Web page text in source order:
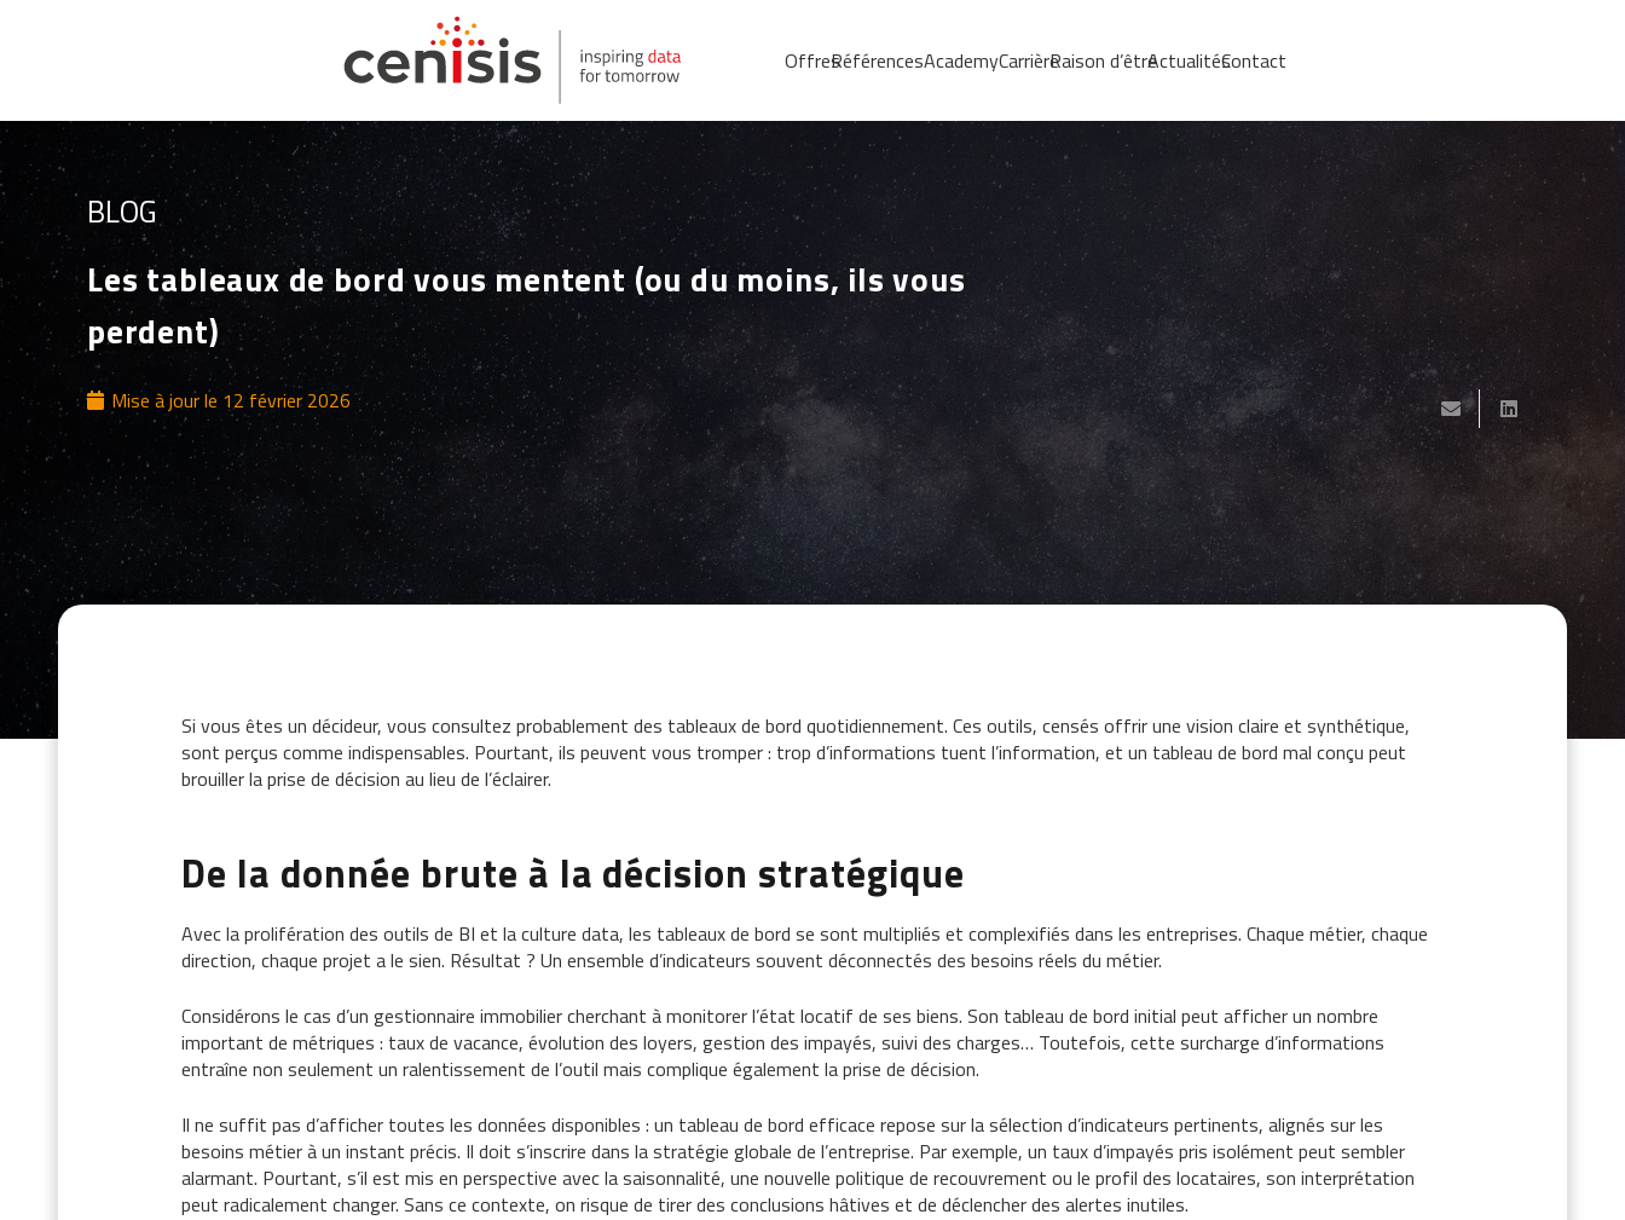
OffresRéférencesAcademyCarrièreRaison d’êtreActualitésContact
BLOG
Les tableaux de bord vous mentent (ou du moins, ils vous
perdent)
Mise à jour le 12 février 2026
Si vous êtes un décideur, vous consultez probablement des tableaux de bord quotidiennement. Ces outils, censés offrir une vision claire et synthétique,
sont perçus comme indispensables. Pourtant, ils peuvent vous tromper : trop d’informations tuent l’information, et un tableau de bord mal conçu peut
brouiller la prise de décision au lieu de l’éclairer.
De la donnée brute à la décision stratégique
Avec la prolifération des outils de BI et la culture data, les tableaux de bord se sont multipliés et complexifiés dans les entreprises. Chaque métier, chaque
direction, chaque projet a le sien. Résultat ? Un ensemble d’indicateurs souvent déconnectés des besoins réels du métier.
Considérons le cas d’un gestionnaire immobilier cherchant à monitorer l’état locatif de ses biens. Son tableau de bord initial peut afficher un nombre
important de métriques : taux de vacance, évolution des loyers, gestion des impayés, suivi des charges… Toutefois, cette surcharge d’informations
entraîne non seulement un ralentissement de l’outil mais complique également la prise de décision.
Il ne suffit pas d’afficher toutes les données disponibles : un tableau de bord efficace repose sur la sélection d’indicateurs pertinents, alignés sur les
besoins métier à un instant précis. Il doit s’inscrire dans la stratégie globale de l’entreprise. Par exemple, un taux d’impayés pris isolément peut sembler
alarmant. Pourtant, s’il est mis en perspective avec la saisonnalité, une nouvelle politique de recouvrement ou le profil des locataires, son interprétation
peut radicalement changer. Sans ce contexte, on risque de tirer des conclusions hâtives et de déclencher des alertes inutiles.